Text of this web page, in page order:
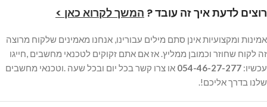
רוצים לדעת איך זה עובד ? המשך לקרוא כאן >
אמינות ומקצועיות אינן סתם מילים עבורינו, אנחנו מאמינים שלקוח מרוצה
זה לקוח שחוזר וכמובן ממליץ. אז אם אתם זקוקים לטכנאי מחשבים ,חייגו
עכשיו: 054-46-27-277 או צרו קשר בכל יום ובכל שעה .וטכנאי מחשבים
שלנו בדרך אליכם!.